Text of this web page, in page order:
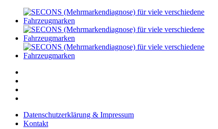
Datenschutzerklärung & Impressum
Kontakt